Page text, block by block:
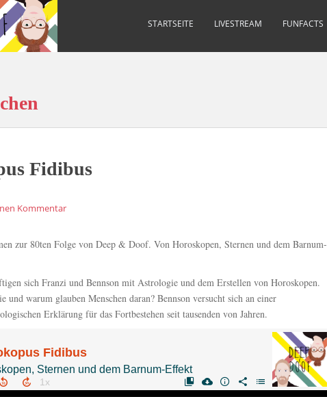
STARTSEITE LIVESTREAM FUNFACTS
Fidibus
Kommentar
zur 80ten Folge von Deep & Doof. Von Horoskopen, Sternen und dem Barnum-
sich Franzi und Bennson mit Astrologie und dem Erstellen von Horoskopen.
und warum glauben Menschen daran? Bennson versucht sich an einer
Erklärung für das Fortbestehen seit tausenden von Jahren.